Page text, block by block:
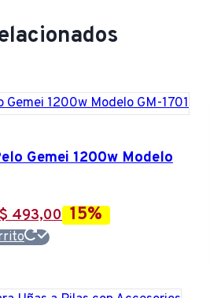
Gemei 1200w Modelo
El
$ 493,00El
es:
15%